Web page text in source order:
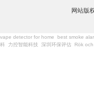
网站版
vape detector for home best smoke
科
力控智能科技 深圳环保评估 Rök